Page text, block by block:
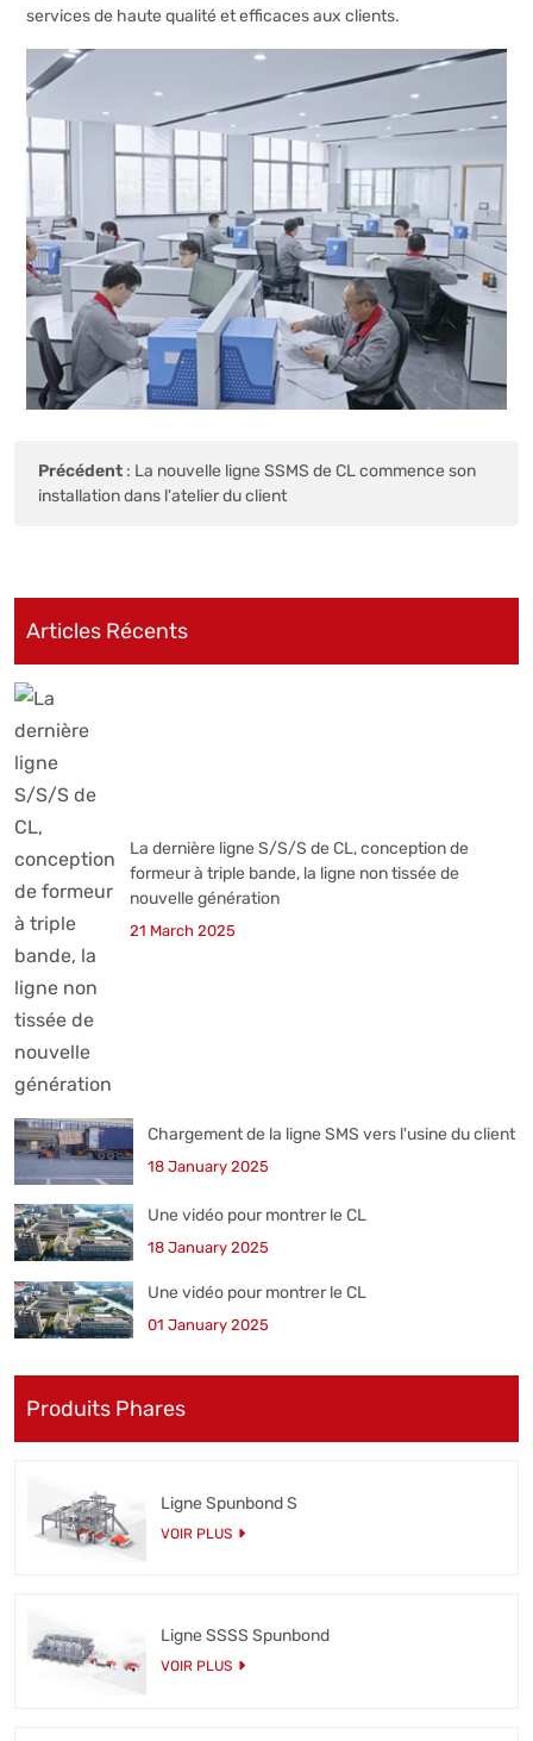
services de haute qualité et efficaces aux clients.
Précédent : La nouvelle ligne SSMS de CL commence son
installation dans l'atelier du client
Articles Récents
La dernière ligne S/S/S de CL, conception de
formeur à triple bande, la ligne non tissée de
nouvelle génération
21 March 2025
Chargement de la ligne SMS vers l'usine du client
18 January 2025
Une vidéo pour montrer le CL
18 January 2025
Une vidéo pour montrer le CL
01 January 2025
Produits Phares
Ligne Spunbond S
VOIR PLUS
Ligne SSSS Spunbond
VOIR PLUS